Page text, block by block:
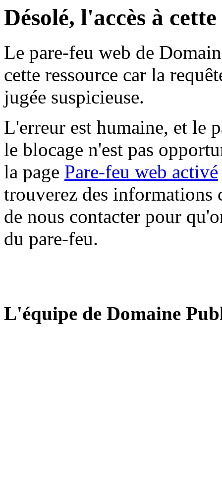
Désolé, l'accès à
Le pare-feu web de
cette ressource car la
jugée suspicieuse.
L'erreur est humaine, et le
le blocage n'est pas
la page Pare-feu web activé
trouverez des informations
de nous contacter pour
du pare-feu.
L'équipe de Domaine